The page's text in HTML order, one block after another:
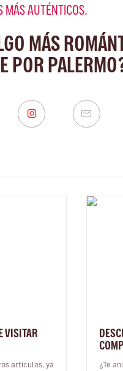
MÁS AUTÉNTICOS.
MÁS
POR
VISITAR
artículos, ya
¿Te